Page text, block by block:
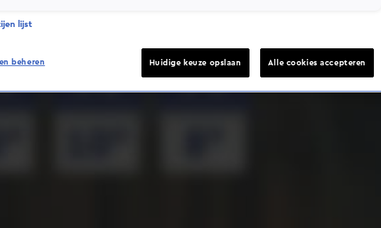
lijst
beheren Huidige keuze opslaan Alle cookies accepteren